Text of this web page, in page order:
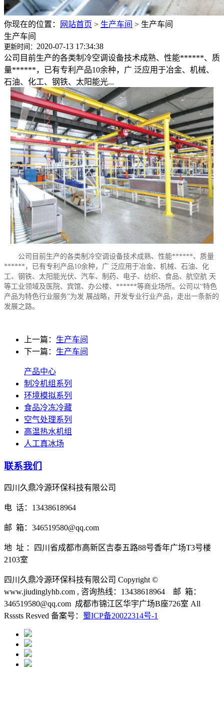
你现在的位置： 网站首页 > 生产车间 > 生产车间
生产车间
更新时间： 2020-07-13 17:34:38
公司目前生产的各类制冷空调设备技术成熟、性能******、质
量******，已有专利产品10余种，广 泛应用于冶金、机械、
石油、化工、钢铁、太阳能光...
公司目前生产的各类制冷空调设备技术成熟、性能******、质量
******，已有专利产品10余种，广 泛应用于冶金、机械、石油、化
工、钢铁、太阳能光伏、汽车、制药、电子、纺织、食品、航空航 天
等工业领域及医院、宾馆、办公楼、******等商业场所。公司以“特色
产品为特色行业服务”为发 展战略，开发专业行业产品，走出一条新的
发展之路。
上一篇： 生产车间
下一篇： 生产车间
产品中心
制冷机组系列
环境模拟系列
食品冷冻冷藏
空气处理系列
高温热水机组
人工真冰场
联系我们
四川久鼎冷源环保科技有限公司
电 话：13438618964
邮 箱：346519580@qq.com
地 址 ：四川省成都市高新区吉泰五路88号香年广场T3号楼
2103室
四川久鼎冷源环保科技有限公司 Copyright ©
www.jiudinglyhb.com , 咨询热线：13438618964 邮 箱：
346519580@qq.com 成都市锦江区华宇广场B座726室 All
Rsssts Resved 备案号： 蜀ICP备20022314号-1